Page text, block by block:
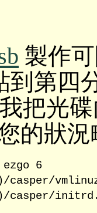
製作
第四
把光
的狀
ezgo 6
casper/